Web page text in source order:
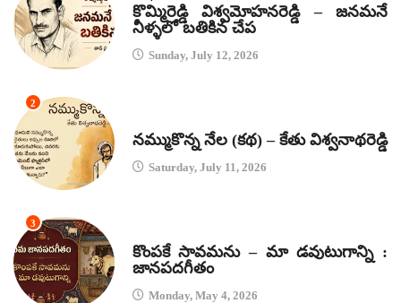
కొమ్మిరెడ్డి విశ్వమోహనరెడ్డి – జనమనే
నీళ్ళలో బతికిన చేప
Sunday, July 12, 2026
2
నమ్ముకొన్న నేల (కథ) – కేతు విశ్వనాథరెడ్డి
Saturday, July 11, 2026
3
కొంపకే సావమను – మా డవుటుగాన్ని :
జానపదగీతం
Monday, May 4, 2026